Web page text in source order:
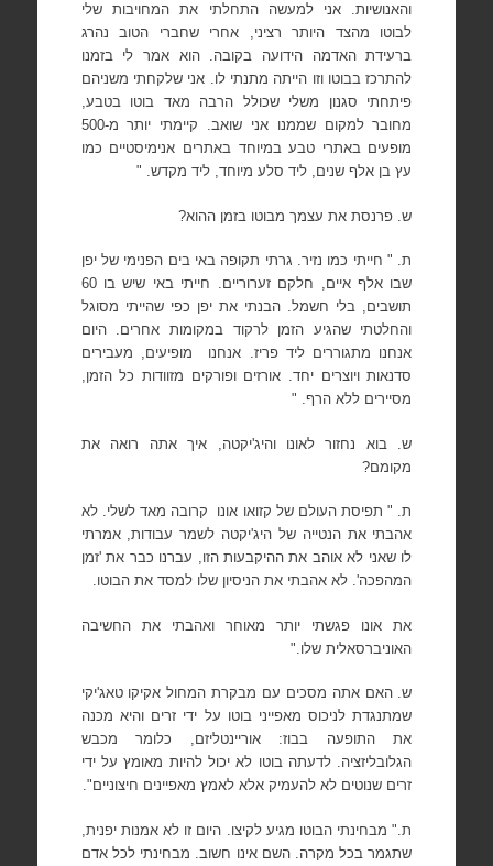
והאנושיות. אני למעשה התחלתי את המחויבות שלי
לבוטו מהצד היותר רציני, אחרי שחברי הטוב נהרג
ברעידת האדמה הידועה בקובה. הוא אמר לי בזמנו
להתרכז בבוטו וזו הייתה מתנתי לו. אני שלקחתי משניהם
פיתחתי סגנון משלי שכולל הרבה מאד בוטו בטבע,
מחובר למקום שממנו אני שואב. קיימתי יותר מ-500
מופעים באתרי טבע במיוחד באתרים אנימיסטיים כמו
עץ בן אלף שנים, ליד סלע מיוחד, ליד מקדש. "
ש. פרנסת את עצמך מבוטו בזמן ההוא?
ת. " חייתי כמו נזיר. גרתי תקופה באי בים הפנימי של יפן
שבו אלף איים, חלקם זערוריים. חייתי באי שיש בו 60
תושבים, בלי חשמל. הבנתי את יפן כפי שהייתי מסוגל
והחלטתי שהגיע הזמן לרקוד במקומות אחרים. היום
אנחנו מתגוררים ליד פריז. אנחנו
מופיעים, מעבירים
סדנאות ויוצרים יחד. אורזים ופורקים מזוודות כל הזמן,
מסיירים ללא הרף. "
ש. בוא נחזור לאונו והיג'יקטה, איך אתה רואה את
מקומם?
ת. " תפיסת העולם של קזואו אונו
קרובה מאד לשלי. לא
אהבתי את הנטייה של היג'יקטה לשמר עבודות, אמרתי
לו שאני לא אוהב את ההיקבעות הזו, עברנו כבר את 'זמן
המהפכה'. לא אהבתי את הניסיון שלו למסד את הבוטו.
את אונו פגשתי יותר מאוחר ואהבתי את החשיבה
האוניברסאלית שלו."
ש. האם אתה מסכים עם מבקרת המחול אקיקו טאג'יקי
שמתנגדת לניכוס מאפייני בוטו על ידי זרים והיא מכנה
את התופעה בבוז: אוריינטליזם, כלומר מכבש
הגלובליזציה. לדעתה בוטו לא יכול להיות מאומץ על ידי
זרים שנוטים לא להעמיק אלא לאמץ מאפיינים חיצוניים".
ת." מבחינתי הבוטו מגיע לקיצו. היום זו לא אמנות יפנית,
שתגמר בכל מקרה. השם אינו חשוב. מבחינתי לכל אדם